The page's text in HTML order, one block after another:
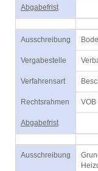
Abgabefrist
Ausschreibung
Vergabestelle
Verfahrensart
Rechtsrahmen VOB
Abgabefrist
Ausschreibung